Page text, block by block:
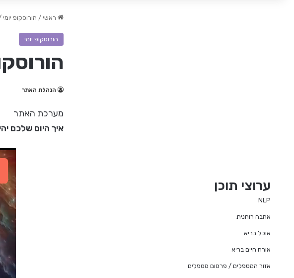
ראשי / הורוסקופ יומי
הורוסקופ יומי
הורוסקופ
הנהלת האתר
מערכת האתר
איך היום שלכם
ערוצי תוכן
NLP
אהבה רוחנית
אוכל בריא
אורח חיים בריא
אזור המטפלים / פרסום מטפלים